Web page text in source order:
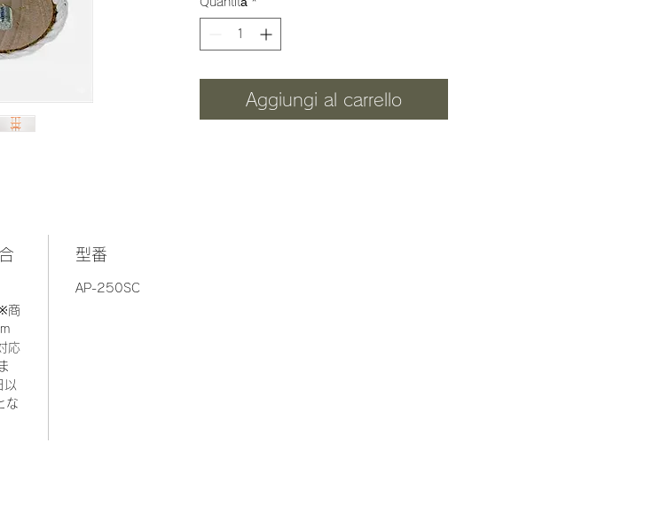
「ビニロン」・・・白くてかわいい
雰囲気でおすすめです。綿素材に似
くい素材です。
ご購入時はオプションより「麻縄」
Aggiungi al carrello
商
応
以
な
型番
AP-250SC